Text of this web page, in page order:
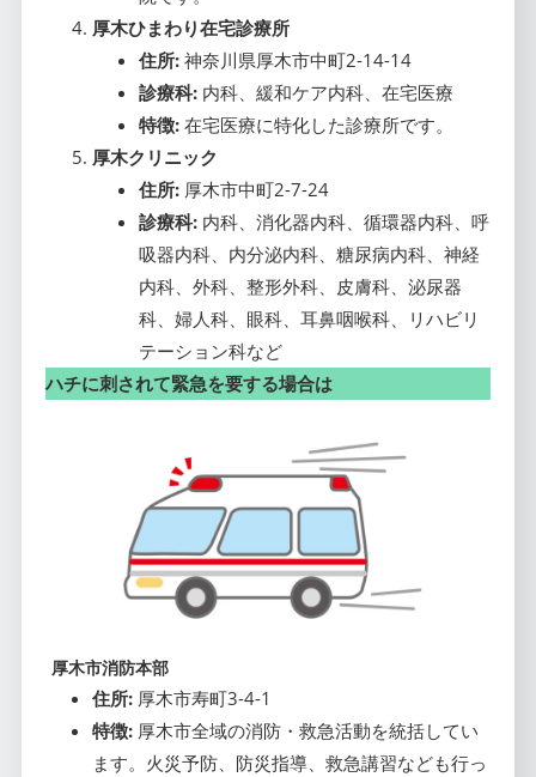
厚木ひまわり在宅診療所
住所: 神奈川県厚木市中町2-14-14
診療科: 内科、緩和ケア内科、在宅医療
特徴: 在宅医療に特化した診療所です。
厚木クリニック
住所: 厚木市中町2-7-24
診療科: 内科、消化器内科、循環器内科、呼
吸器内科、内分泌内科、糖尿病内科、神経
内科、外科、整形外科、皮膚科、泌尿器
科、婦人科、眼科、耳鼻咽喉科、リハビリ
テーション科など
ハチに刺されて緊急を要する場合は
厚木市消防本部
住所: 厚木市寿町3-4-1
特徴: 厚木市全域の消防・救急活動を統括してい
ます。火災予防、防災指導、救急講習なども行っ